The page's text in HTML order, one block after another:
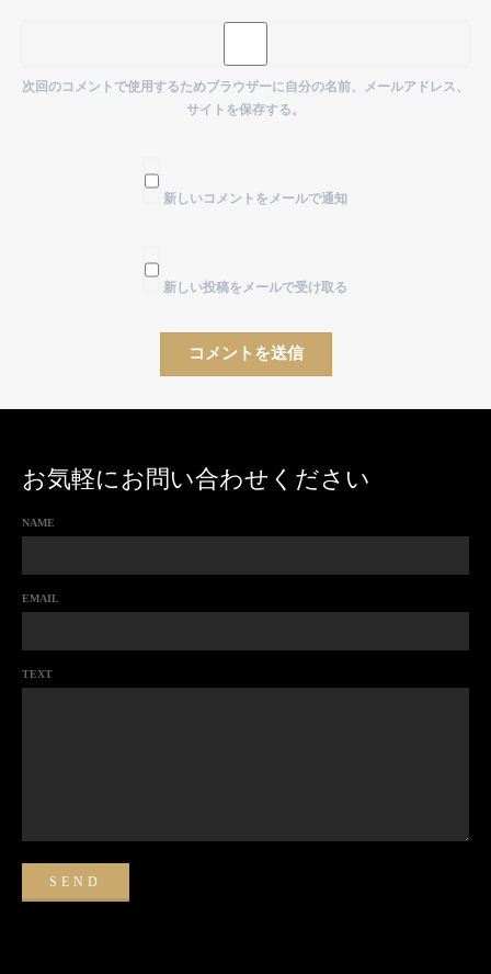
次回のコメントで使用するためブラウザーに自分の名前、メールアドレス、
サイトを保存する。
新しいコメントをメールで通知
新しい投稿をメールで受け取る
お気軽にお問い合わせください
NAME
EMAIL
TEXT